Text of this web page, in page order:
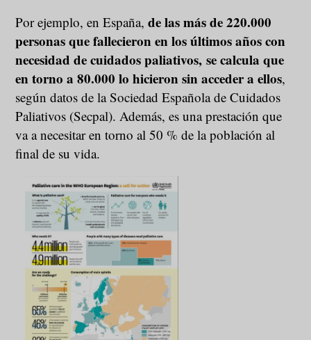
Por ejemplo, en España, de las más de 220.000
personas que fallecieron en los últimos años con
necesidad de cuidados paliativos, se calcula que
en torno a 80.000 lo hicieron sin acceder a ellos,
según datos de la Sociedad Española de Cuidados
Paliativos (Secpal). Además, es una prestación que
va a necesitar en torno al 50 % de la población al
final de su vida.